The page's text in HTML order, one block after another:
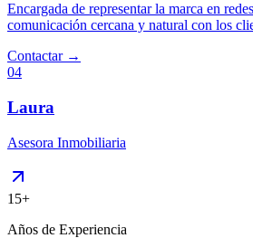
Encargada de representar la marca en
comunicación cercana y natural con los
Contactar →
04
Laura
Asesora Inmobiliaria
15+
Años de Experiencia